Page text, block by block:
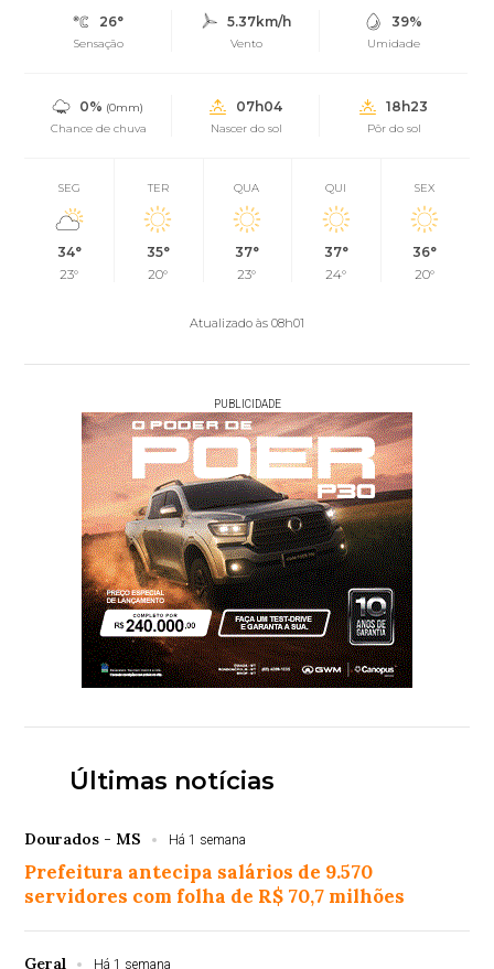
26°
Sensação
5.37km/h
Vento
39%
Umidade
0% (0mm)
Chance de chuva
07h04
Nascer do sol
18h23
Pôr do sol
SEG
34°
23°
TER
35°
20°
QUA
37°
23°
QUI
37°
24°
SEX
36°
20°
Atualizado às 08h01
PUBLICIDADE
Últimas notícias
Dourados - MS Há 1 semana
Prefeitura antecipa salários de 9.570
servidores com folha de R$ 70,7 milhões
Geral Há 1 semana